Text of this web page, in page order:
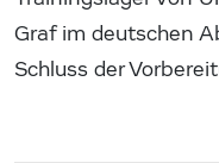
Graf im deutschen
Schluss der